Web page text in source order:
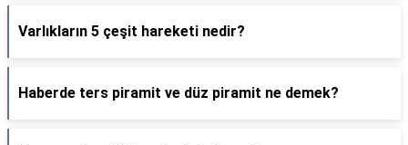
Varlıkların 5 çeşit hareketi nedir?
Haberde ters piramit ve düz piramit ne demek?